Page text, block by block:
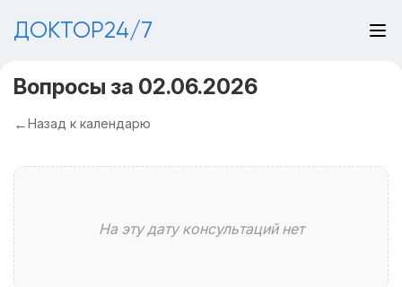
ДОКТОР24/7
Вопросы за 02.06.2026
Назад к календарю
На эту дату консультаций нет